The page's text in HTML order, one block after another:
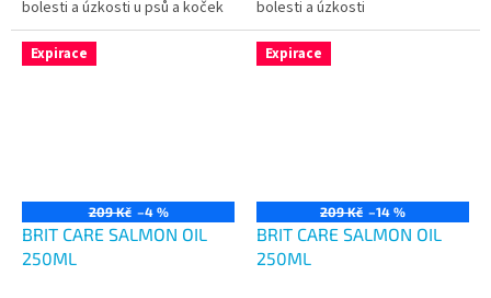
bolesti a úzkosti u psů a koček
bolesti a úzkosti
Expirace
209 Kč –4 %
BRIT CARE SALMON OIL
250ML
Expirace
209 Kč –14 %
BRIT CARE SALMON OIL
250ML